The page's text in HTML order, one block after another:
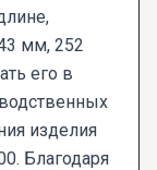
мм, 252
его в
изделия
Благодаря